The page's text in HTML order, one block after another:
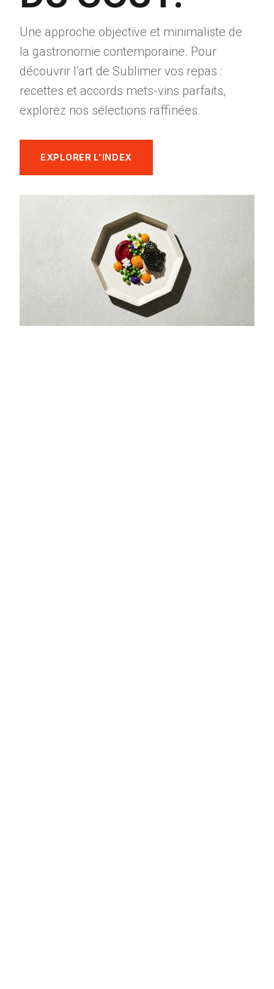
Une approche objective et minimaliste de
la gastronomie contemporaine. Pour
découvrir l'art de Sublimer vos repas :
recettes et accords mets-vins parfaits,
explorez nos sélections raffinées.
EXPLORER L'INDEX